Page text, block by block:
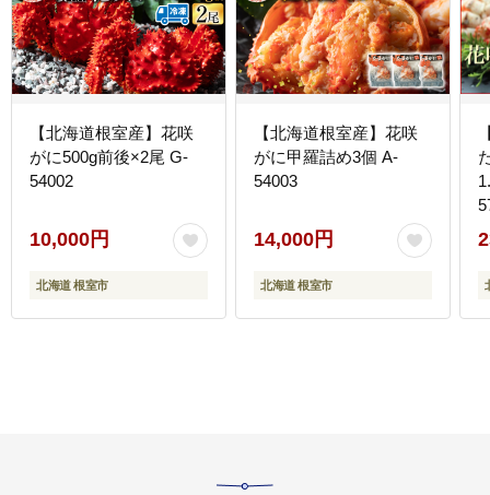
【北海道根室産】花咲
がに500g前後×2尾 G-
54002
10,000円
北海道 根室市
【北海道根室産】花咲
がに甲羅詰め3個 A-
54003
14,000円
北海道 根室市